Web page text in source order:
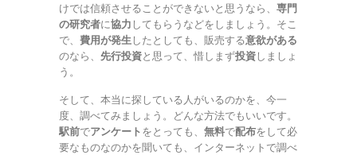
けでは信頼させることができないと思うなら、 専門
の研究者に協力 してもらうなどをしましょう。そこ
で、 費用が発生したとしても、販売する意欲がある
のなら、 先行投資と思って、惜しまず投資しましょ
う。
そして、本当に探している人がいるのかを、今一
度、調べてみましょう。どんな方法でもいいです。
駅前でアンケートをとっても、 無料で配布をして必
要なものなのかを聞いても、インターネットで調べ